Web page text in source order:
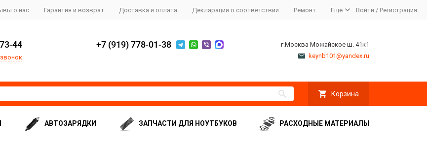
о нас Гарантия и возврат Доставка и оплата Декларации о соответствии Ремонт Ещё Войти / Регистрация
44 +7 (919) 778-01-38
г.Москва Можайское ш. 41к1
keynb101@yandex.ru
Корзина
АВТОЗАРЯДКИ ЗАПЧАСТИ ДЛЯ НОУТБУКОВ РАСХОДНЫЕ МАТЕРИАЛЫ